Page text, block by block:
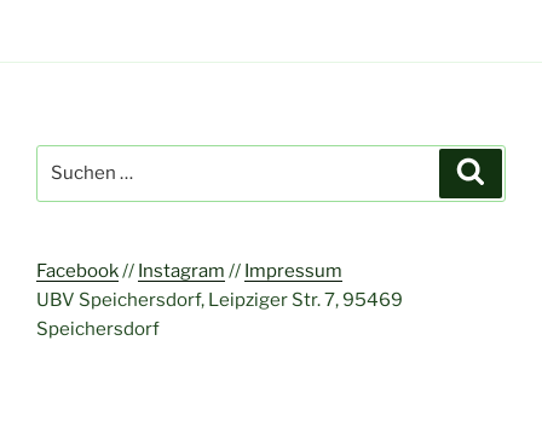
nach:
Facebook// Instagram // Impressum
UBV Speichersdorf, Leipziger Str. 7, 95469
Speichersdorf